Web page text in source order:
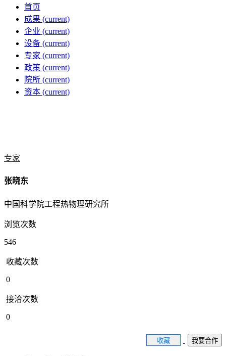
首页
成果 (current)
企业 (current)
设备 (current)
专家 (current)
政策 (current)
院所 (current)
资本 (current)
专家
张晓东
中国科学院工程热物理研究所
浏览次数
546
收藏次数
0
接洽次数
0
收藏 我要合作